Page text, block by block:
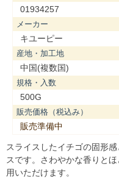
01934257
メーカー
キユーピー
産地・加工地
中国(複数国)
規格・入数
500G
販売価格（税込み）
販売準備中
スライスしたイチゴの固形
スです。さわやかな香りと
用いただけます。